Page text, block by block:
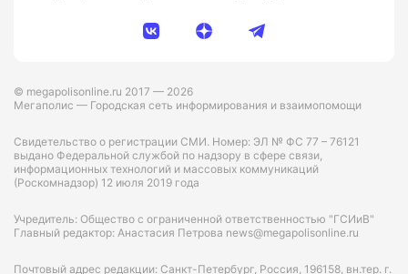
© megapolisonline.ru 2017 — 2026
Мегаполис — Городская сеть информирования и взаимопомощи
Свидетельство о регистрации СМИ. Номер: ЭЛ № ФС 77 – 76121
выдано Федеральной службой по надзору в сфере связи,
информационных технологий и массовых коммуникаций
(Роскомнадзор) 12 июля 2019 года
Учредитель: Общество с ограниченной ответственностью "ГСИиВ"
Главный редактор: Анастасия Петрова news@megapolisonline.ru
Почтовый адрес редакции: Санкт-Петербург, Россия, 196158, вн.тер. г.